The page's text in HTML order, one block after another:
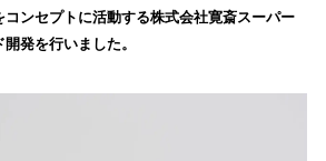
ンセプトに活動する株式会社寛斎スーパー
発を行いました。